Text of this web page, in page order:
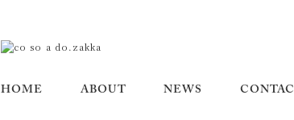
HOME ABOUT NEWS